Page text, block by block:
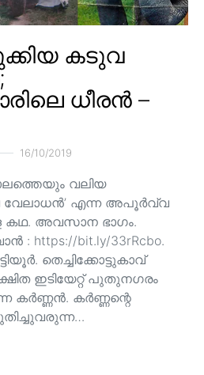
കടുവ
ധീരൻ –
16/10/2019
വലിയ
വേലാധൻ’ എന്ന അപൂർവ്വ
കഥ. അവസാന ഭാഗം.
: https://bit.ly/33rRcbo.
തെച്ചിക്കോട്ടുകാവ്
ഇടിയേറ്റ് പുതുനഗരം
കർണ്ണൻ. കർണ്ണന്റെ